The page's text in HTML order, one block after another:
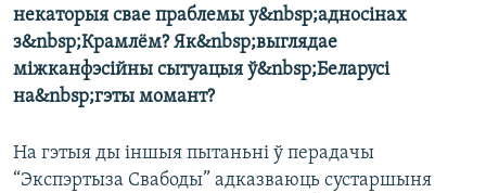
некаторыя свае праблемы у&nbsp;адносінах
з&nbsp;Крамлём? Як&nbsp;выглядае
міжканфэсійны сытуацыя ў&nbsp;Беларусі
на&nbsp;гэты момант?
На гэтыя ды іншыя пытаньні ў перадачы
“Экспэртыза Свабоды” адказваюць сустаршыня